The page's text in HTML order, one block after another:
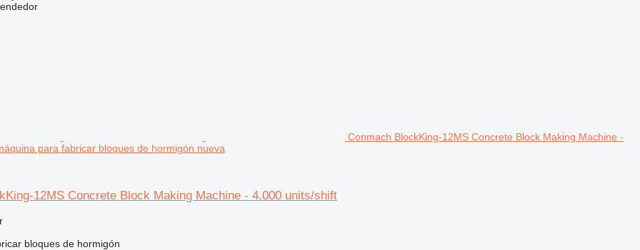
Conmach BlockKing-12MS Concrete Block Making Machine -
para fabricar bloques de hormigón nueva
12MS Concrete Block Making Machine - 4.000 units/shift
bloques de hormigón